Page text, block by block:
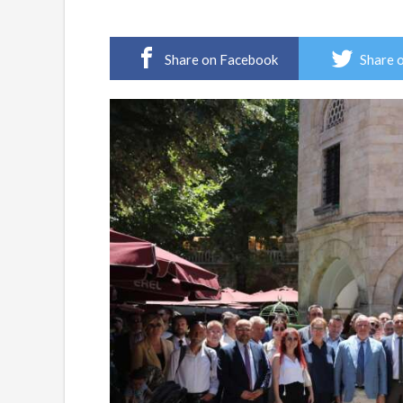
Share on Facebook Share